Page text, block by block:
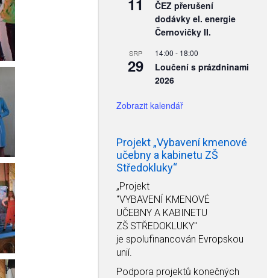
11
ČEZ přerušení
dodávky el. energie
Černovičky II.
SRP
29
14:00 - 18:00
Loučení s prázdninami
2026
Zobrazit kalendář
Projekt „Vybavení kmenové
učebny a kabinetu ZŠ
Středokluky“
„Projekt
"VYBAVENÍ KMENOVÉ
UČEBNY A KABINETU
ZŠ STŘEDOKLUKY"
je spolufinancován Evropskou
unií.
Podpora projektů konečných